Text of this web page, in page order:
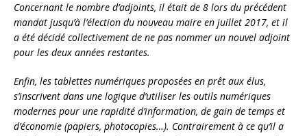
Concernant le nombre d’adjoints, il était de 8 lors du précédent
mandat jusqu’à l’élection du nouveau maire en juillet 2017, et il
a été décidé collectivement de ne pas nommer un nouvel adjoint
pour les deux années restantes.
Enfin, les tablettes numériques proposées en prêt aux élus,
s’inscrivent dans une logique d’utiliser les outils numériques
modernes pour une rapidité d’information, de gain de temps et
d’économie (papiers, photocopies…). Contrairement à ce qu’il a